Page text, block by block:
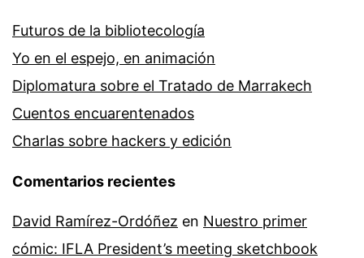
Futuros de la bibliotecología
Yo en el espejo, en animación
Diplomatura sobre el Tratado de Marrakech
Cuentos encuarentenados
Charlas sobre hackers y edición
Comentarios recientes
David Ramírez-Ordóñez en Nuestro primer
cómic: IFLA President’s meeting sketchbook